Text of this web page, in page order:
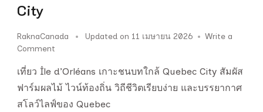
City
RaknaCanada Updated on 11 เมษายน 2026
Write a
Comment
d’Orléans
เกาะ
ชนบท
ใกล้
เที่ยว Île d’Orléans เกาะชนบทใกล้ Quebec City สัมผัส
ฟาร์มผลไม้ ไวน์ท้องถิ่น วิถีชีวิตเรียบง่าย และบรรยากาศ
สโลว์ไลฟ์ของ Quebec